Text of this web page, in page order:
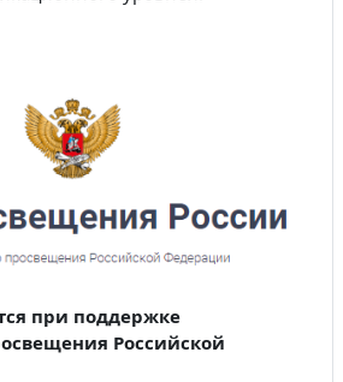
при поддержке
Российской